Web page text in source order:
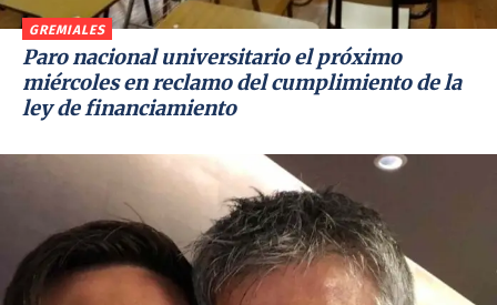
GREMIALES
Paro nacional universitario el próximo
miércoles en reclamo del cumplimiento de la
ley de financiamiento